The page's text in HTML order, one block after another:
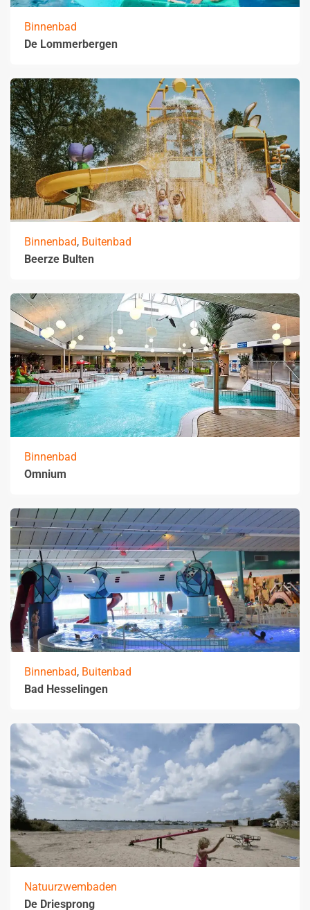
Binnenbad
De Lommerbergen
Binnenbad, Buitenbad
Beerze Bulten
Binnenbad
Omnium
Binnenbad, Buitenbad
Bad Hesselingen
Natuurzwembaden
De Driesprong